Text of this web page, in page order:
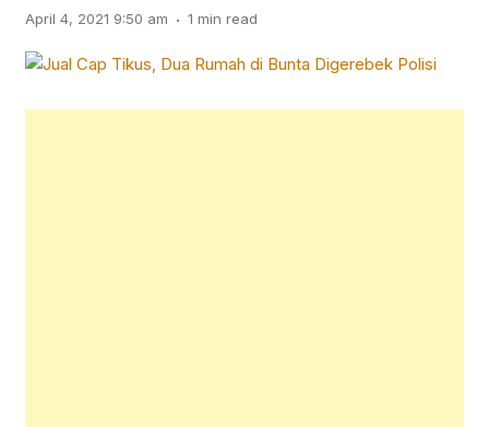
April 4, 2021 9:50 am . 1 min read